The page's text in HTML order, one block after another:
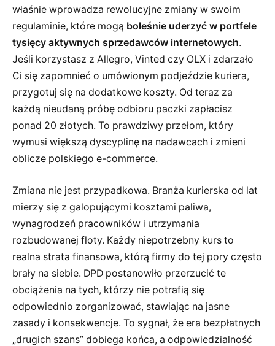
właśnie wprowadza rewolucyjne zmiany w swoim
regulaminie, które mogą boleśnie uderzyć w portfele
tysięcy aktywnych sprzedawców internetowych.
Jeśli korzystasz z Allegro, Vinted czy OLX i zdarzało
Ci się zapomnieć o umówionym podjeździe kuriera,
przygotuj się na dodatkowe koszty. Od teraz za
każdą nieudaną próbę odbioru paczki zapłacisz
ponad 20 złotych. To prawdziwy przełom, który
wymusi większą dyscyplinę na nadawcach i zmieni
oblicze polskiego e-commerce.
Zmiana nie jest przypadkowa. Branża kurierska od lat
mierzy się z galopującymi kosztami paliwa,
wynagrodzeń pracowników i utrzymania
rozbudowanej floty. Każdy niepotrzebny kurs to
realna strata finansowa, którą firmy do tej pory często
brały na siebie. DPD postanowiło przerzucić te
obciążenia na tych, którzy nie potrafią się
odpowiednio zorganizować, stawiając na jasne
zasady i konsekwencje. To sygnał, że era bezpłatnych
„drugich szans” dobiega końca, a odpowiedzialność